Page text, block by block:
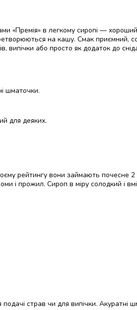
«Премія» в легкому сиропі —
на кашу. Смак приємний,
випічки або просто як додаток до
шматочки.
для деяких.
рейтингу вони займають почесне
і прожил. Сироп в міру солодкий і
страв чи для випічки. Акуратні